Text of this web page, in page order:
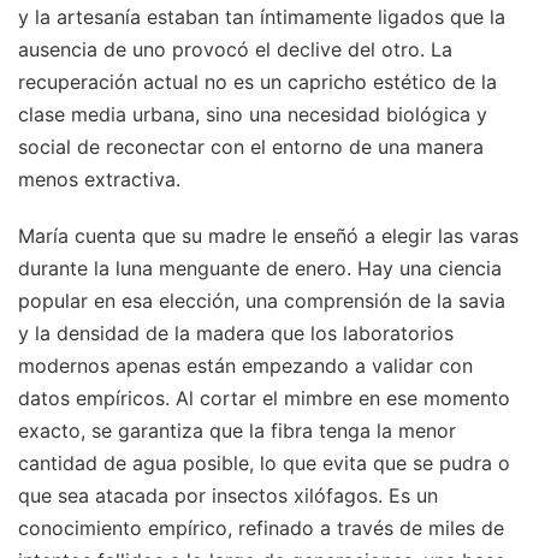
y la artesanía estaban tan íntimamente ligados que la
ausencia de uno provocó el declive del otro. La
recuperación actual no es un capricho estético de la
clase media urbana, sino una necesidad biológica y
social de reconectar con el entorno de una manera
menos extractiva.
María cuenta que su madre le enseñó a elegir las varas
durante la luna menguante de enero. Hay una ciencia
popular en esa elección, una comprensión de la savia
y la densidad de la madera que los laboratorios
modernos apenas están empezando a validar con
datos empíricos. Al cortar el mimbre en ese momento
exacto, se garantiza que la fibra tenga la menor
cantidad de agua posible, lo que evita que se pudra o
que sea atacada por insectos xilófagos. Es un
conocimiento empírico, refinado a través de miles de